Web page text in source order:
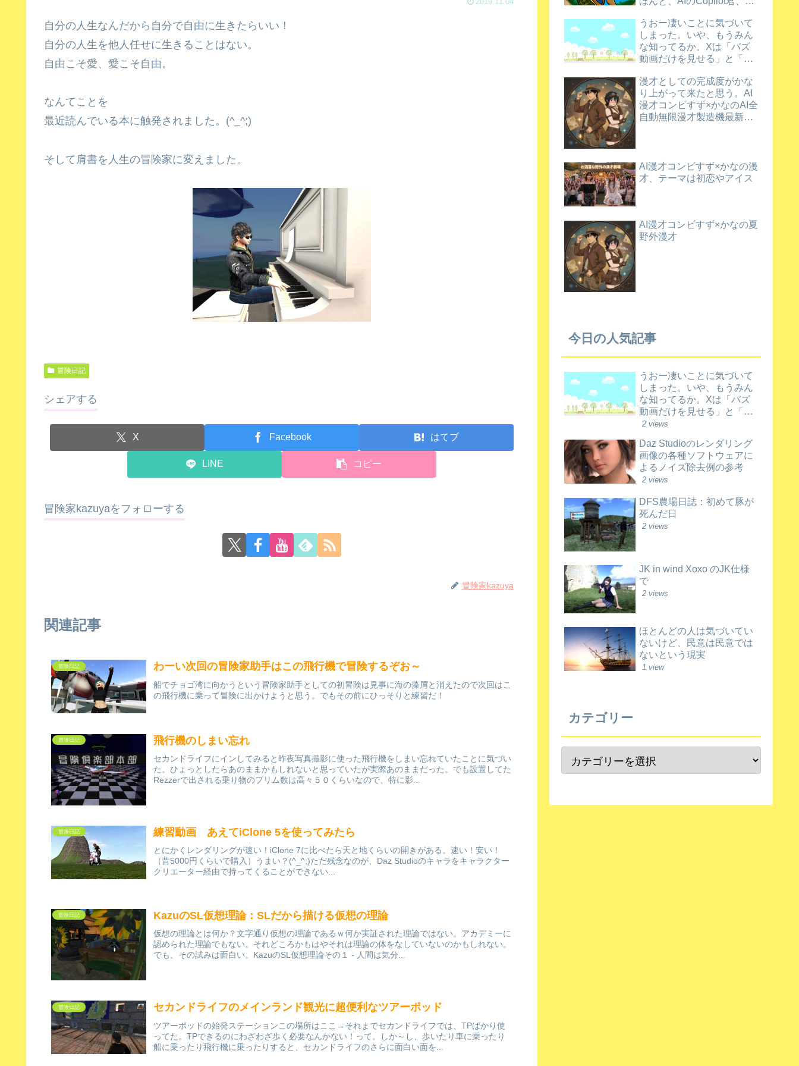
2019.11.04
自分の人生なんだから自分で自由に生きたらいい！
自分の人生を他人任せに生きることはない。
自由こそ愛、愛こそ自由。
なんてことを
最近読んでいる本に触発されました。(^_^;)
そして肩書を人生の冒険家に変えました。
冒険日記
シェアする
X Facebook はてブ
LINE コピー
冒険家kazuyaをフォローする
冒険家kazuya
関連記事
冒険日記 わーい次回の冒険家助手はこの飛行機で冒険するぞお～
船でチョゴ湾に向かうという冒険家助手としての初冒険は見事に海の藻屑と消えたので次回はこ
の飛行機に乗って冒険に出かけようと思う。でもその前にひっそりと練習だ！
冒険日記 飛行機のしまい忘れ
セカンドライフにインしてみると昨夜写真撮影に使った飛行機をしまい忘れていたことに気づい
た。ひょっとしたらあのままかもしれないと思っていたが実際あのままだった。でも設置してた
Rezzerで出される乗り物のプリム数は高々５０くらいなので、特に影...
冒険日記 練習動画 あえてiClone 5を使ってみたら
とにかくレンダリングが速い！iClone 7に比べたら天と地くらいの開きがある。速い！安い！
（昔5000円くらいで購入）うまい？(^_^;)ただ残念なのが、Daz Studioのキャラをキャラクター
クリエーター経由で持ってくることができない...
冒険日記 KazuのSL仮想理論：SLだから描ける仮想の理論
仮想の理論とは何か？文字通り仮想の理論であるｗ何か実証された理論ではない。アカデミーに
認められた理論でもない。それどころかもはやそれは理論の体をなしていないのかもしれない。
でも、その試みは面白い。KazuのSL仮想理論その１ - 人間は気分...
冒険日記 セカンドライフのメインランド観光に超便利なツアーポッド
ツアーポッドの始発ステーションこの場所はここ→それまでセカンドライフでは、TPばかり使
ってた。TPできるのにわざわざ歩く必要なんかない！って。しか～し、歩いたり車に乗ったり
船に乗ったり飛行機に乗ったりすると、セカンドライフのさらに面白い面を...
うおー凄いことに気づいて
しまった。いや、もうみん
な知ってるか。Xは「バズ
動画だけを見せる」と「新
せているんだってさ
漫才としての完成度がかな
り上がって来たと思う。AI
漫才コンビすず×かなのAI全
自動無限漫才製造機最新バ
AI漫才コンビすず×かなの漫
才、テーマは初恋やアイス
AI漫才コンビすず×かなの夏
野外漫才
今日の人気記事
うおー凄いことに気づいて
しまった。いや、もうみん
な知ってるか。Xは「バズ
動画だけを見せる」と「新
規動画を育てる」を両立さ
2 views
Daz Studioのレンダリング
画像の各種ソフトウェアに
よるノイズ除去例の参考
2 views
DFS農場日誌：初めて豚が
死んだ日
2 views
JK in wind Xoxo のJK仕様
で
2 views
ほとんどの人は気づいてい
ないけど、民意は民意では
ないという現実
1 view
カテゴリー